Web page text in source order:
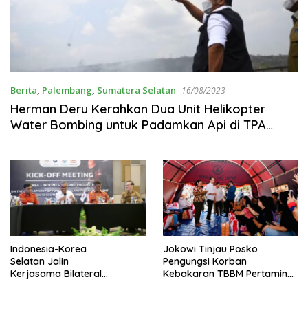
Berita, Palembang, Sumatera Selatan 16/08/2023
Herman Deru Kerahkan Dua Unit Helikopter
Water Bombing untuk Padamkan Api di TPA
Indonesia-Korea
Selatan Jalin
Kerjasama Bilateral
Jokowi Tinjau Posko
Pengungsi Korban
Kebakaran TBBM Pertamina